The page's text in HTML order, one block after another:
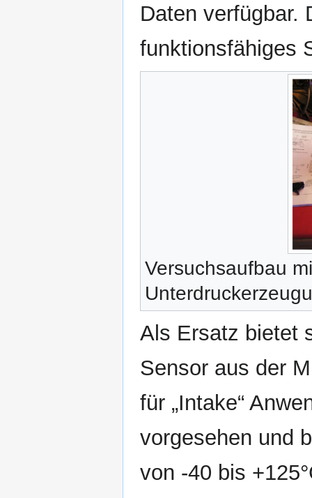
Daten verfügbar.
funktionsfähiges
Versuchsaufbau
Als Ersatz bietet
Sensor aus der
für „Intake“
vorgesehen und
von -40 bis